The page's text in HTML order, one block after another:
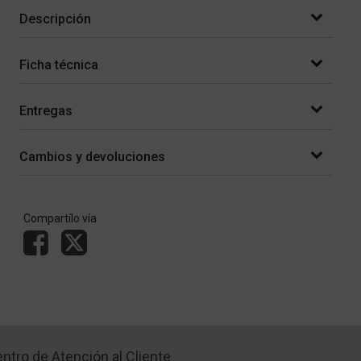
Descripción
Ficha técnica
Entregas
Cambios y devoluciones
Compartílo vía
de Atención al Cliente